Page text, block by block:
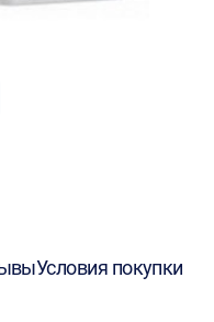
Условия покупки